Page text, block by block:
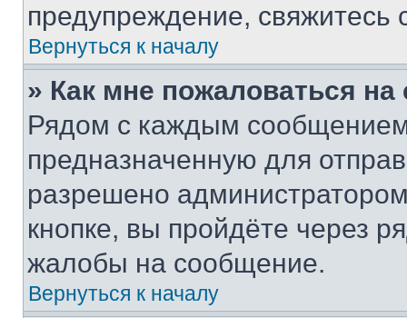
предупреждение,
Вернуться к началу
» Как мне пожаловаться
Рядом с каждым сообщением
предназначенную для
разрешено
кнопке, вы пройдёте через
жалобы на сообщение.
Вернуться к началу